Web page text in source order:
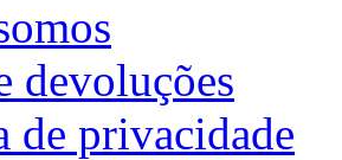
devoluções
de privacidade